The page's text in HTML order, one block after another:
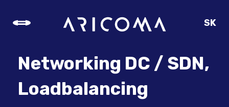
SK
DE
Networking DC / SDN,
Loadbalancing